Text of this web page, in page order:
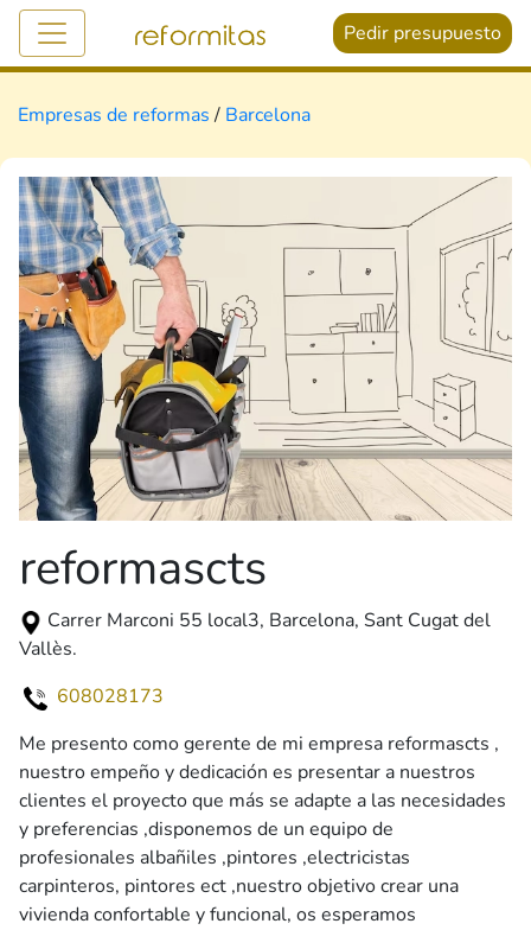
Pedir presupuesto
Empresas de reformas / Barcelona
reformascts
Carrer Marconi 55 local3, Barcelona, Sant Cugat del
Vallès.
608028173
Me presento como gerente de mi empresa reformascts ,
nuestro empeño y dedicación es presentar a nuestros
clientes el proyecto que más se adapte a las necesidades
y preferencias ,disponemos de un equipo de
profesionales albañiles ,pintores ,electricistas
carpinteros, pintores ect ,nuestro objetivo crear una
vivienda confortable y funcional, os esperamos